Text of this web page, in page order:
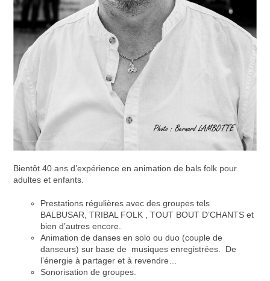
Bientôt 40 ans d’expérience en animation de bals folk pour
adultes et enfants.
Prestations régulières avec des groupes tels
BALBUSAR, TRIBAL FOLK , TOUT BOUT D’CHANTS et
bien d’autres encore.
Animation de danses en solo ou duo (couple de
danseurs) sur base de musiques enregistrées. De
l’énergie à partager et à revendre…
Sonorisation de groupes.